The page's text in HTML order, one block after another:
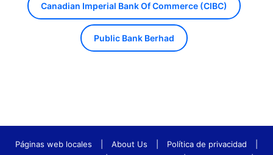
Canadian Imperial Bank Of Commerce (CIBC)
Public Bank Berhad
Páginas web locales About Us Política de privacidad